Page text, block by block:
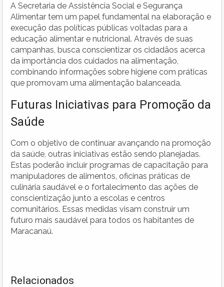
A Secretaria de Assistência Social e Segurança
Alimentar tem um papel fundamental na elaboração e
execução das políticas públicas voltadas para a
educação alimentar e nutricional. Através de suas
campanhas, busca conscientizar os cidadãos acerca
da importância dos cuidados na alimentação,
combinando informações sobre higiene com práticas
que promovam uma alimentação balanceada.
Futuras Iniciativas para Promoção da
Saúde
Com o objetivo de continuar avançando na promoção
da saúde, outras iniciativas estão sendo planejadas.
Estas poderão incluir programas de capacitação para
manipuladores de alimentos, oficinas práticas de
culinária saudável e o fortalecimento das ações de
conscientização junto a escolas e centros
comunitários. Essas medidas visam construir um
futuro mais saudável para todos os habitantes de
Maracanaú.
Relacionados